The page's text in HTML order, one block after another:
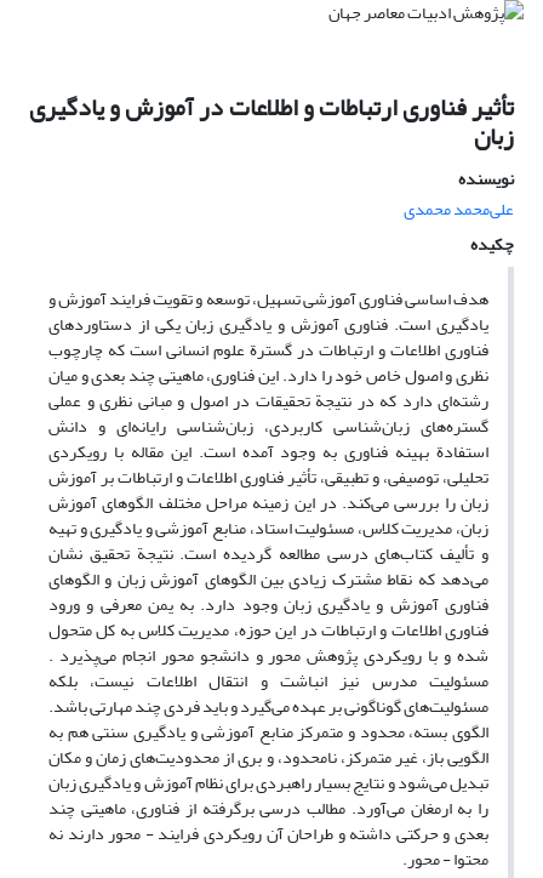
تأثیر فناوری ارتباطات و اطلاعات در آموزش و یادگیری
زبان
نویسنده
علی‌محمد محمدی
چکیده
هدف اساسی فناوری آموزشی تسهیل، توسعه و تقویت فرایند آموزش و
یادگیری است. فناوری آموزش و یادگیری زبان یکی از دستاوردهای
فناوری اطلاعات و ارتباطات در گسترة علوم انسانی است که چارچوب
نظری و اصول خاص خود را دارد. این فناوری، ماهیتی چند بعدی و میان
رشته‌ای دارد که در نتیجة تحقیقات در اصول و مبانی نظری و عملی
گستره‌های زبان‌شناسی کاربردی، زبان‌شناسی رایانه‌ای و دانش
استفادة بهینه فناوری به وجود آمده است. این مقاله با رویکردی
تحلیلی، توصیفی، و تطبیقی، تأثیر فناوری اطلاعات و ارتباطات بر آموزش
زبان را بررسی می‌کند. در این زمینه مراحل مختلف الگوهای آموزش
زبان، مدیریت کلاس، مسئولیت استاد، منابع آموزشی و یادگیری و تهیه
و تألیف کتاب‌های درسی مطالعه گردیده است. نتیجة تحقیق نشان
می‌دهد که نقاط مشترک زیادی بین الگوهای آموزش زبان و الگوهای
فناوری آموزش و یادگیری زبان وجود دارد. به یمن معرفی و ورود
فناوری اطلاعات و ارتباطات در این حوزه، مدیریت کلاس به کل متحول
شده و با رویکردی پژوهش محور و دانشجو محور انجام می‌پذیرد .
مسئولیت مدرس نیز انباشت و انتقال اطلاعات نیست، بلکه
مسئولیت‌های گوناگونی بر عهده می‌گیرد و باید فردی چند مهارتی باشد.
الگوی بسته، محدود و متمرکز منابع آموزشی و یادگیری سنتی هم به
الگویی باز، غیر متمرکز، نامحدود، و بری از محدودیت‌های زمان و مکان
تبدیل می‌شود و نتایج بسیار راهبردی برای نظام آموزش و یادگیری زبان
را به ارمغان می‌آورد. مطالب درسی برگرفته از فناوری، ماهیتی چند
بعدی و حرکتی داشته و طراحان آن رویکردی فرایند - محور دارند نه
محتوا - محور.